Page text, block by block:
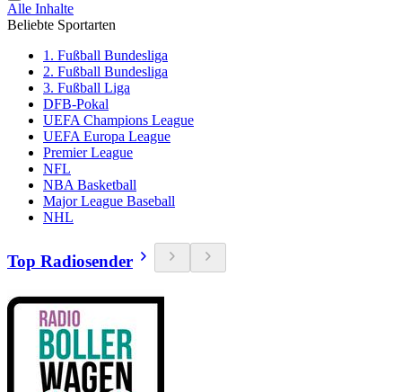
Alle Inhalte
Beliebte Sportarten
1. Fußball Bundesliga
2. Fußball Bundesliga
3. Fußball Liga
DFB-Pokal
UEFA Champions League
UEFA Europa League
Premier League
NFL
NBA Basketball
Major League Baseball
NHL
Top Radiosender